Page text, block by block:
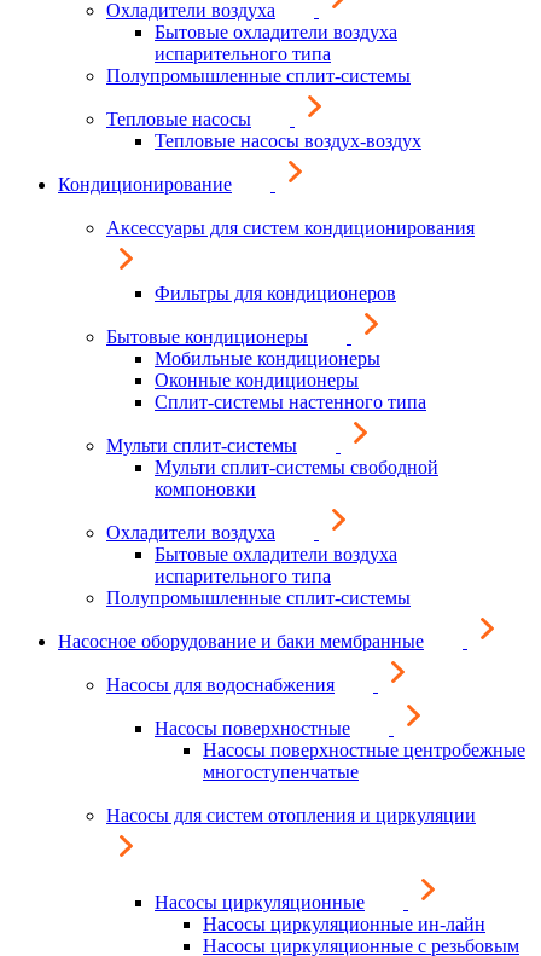
Охладители воздуха
Бытовые охладители воздуха
испарительного типа
Полупромышленные сплит-системы
Тепловые насосы
Тепловые насосы воздух-воздух
Кондиционирование
Аксессуары для систем кондиционирования
Фильтры для кондиционеров
Бытовые кондиционеры
Мобильные кондиционеры
Оконные кондиционеры
Сплит-системы настенного типа
Мульти сплит-системы
Мульти сплит-системы свободной
компоновки
Охладители воздуха
Бытовые охладители воздуха
испарительного типа
Полупромышленные сплит-системы
Насосное оборудование и баки мембранные
Насосы для водоснабжения
Насосы поверхностные
Насосы поверхностные центробежные
многоступенчатые
Насосы для систем отопления и циркуляции
Насосы циркуляционные
Насосы циркуляционные ин-лайн
Насосы циркуляционные с резьбовым